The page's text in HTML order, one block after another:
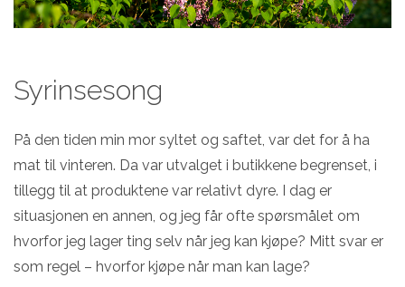
Syrinsesong
På den tiden min mor syltet og saftet, var det for å ha
mat til vinteren. Da var utvalget i butikkene begrenset, i
tillegg til at produktene var relativt dyre. I dag er
situasjonen en annen, og jeg får ofte spørsmålet om
hvorfor jeg lager ting selv når jeg kan kjøpe? Mitt svar er
som regel – hvorfor kjøpe når man kan lage?